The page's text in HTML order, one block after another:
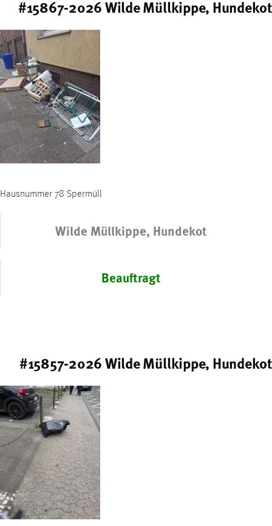
#15867-2026 Wilde Müllkippe, Hundekot
Hausnummer 78 Spermüll
Wilde Müllkippe, Hundekot
Beauftragt
#15857-2026 Wilde Müllkippe, Hundekot